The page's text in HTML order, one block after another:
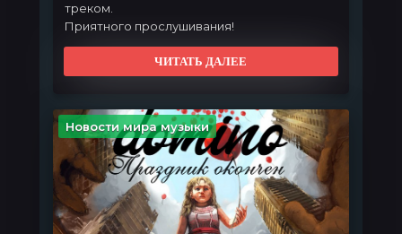
треком.
Приятного прослушивания!
ЧИТАТЬ ДАЛЕЕ
Новости мира музыки